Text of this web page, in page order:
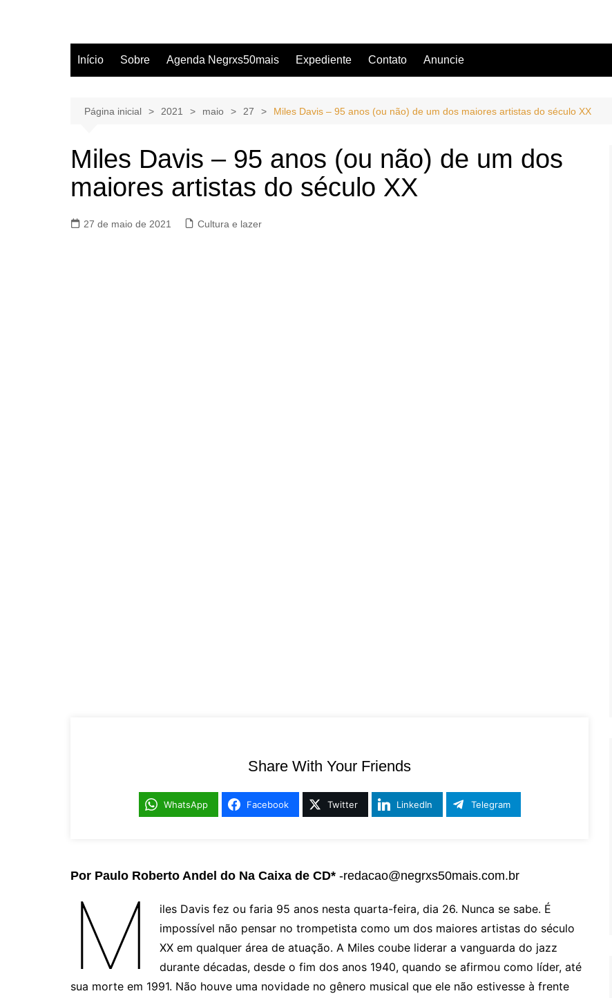
Início Sobre Agenda Negrxs50mais Expediente Contato Anuncie
Página inicial 2021 maio 27 Miles Davis – 95 anos (ou não) de um dos maiores artistas do século XX
Miles Davis – 95 anos (ou não) de um dos
maiores artistas do século XX
27 de maio de 2021 Cultura e lazer
Share With Your Friends
WhatsApp Facebook Twitter LinkedIn Telegram
Por Paulo Roberto Andel do Na Caixa de CD* -redacao@negrxs50mais.com.br
M
iles Davis fez ou faria 95 anos nesta quarta-feira, dia 26. Nunca se sabe. É
impossível não pensar no trompetista como um dos maiores artistas do século
XX em qualquer área de atuação. A Miles coube liderar a vanguarda do jazz
durante décadas, desde o fim dos anos 1940, quando se afirmou como líder, até
sua morte em 1991. Não houve uma novidade no gênero musical que ele não estivesse à frente